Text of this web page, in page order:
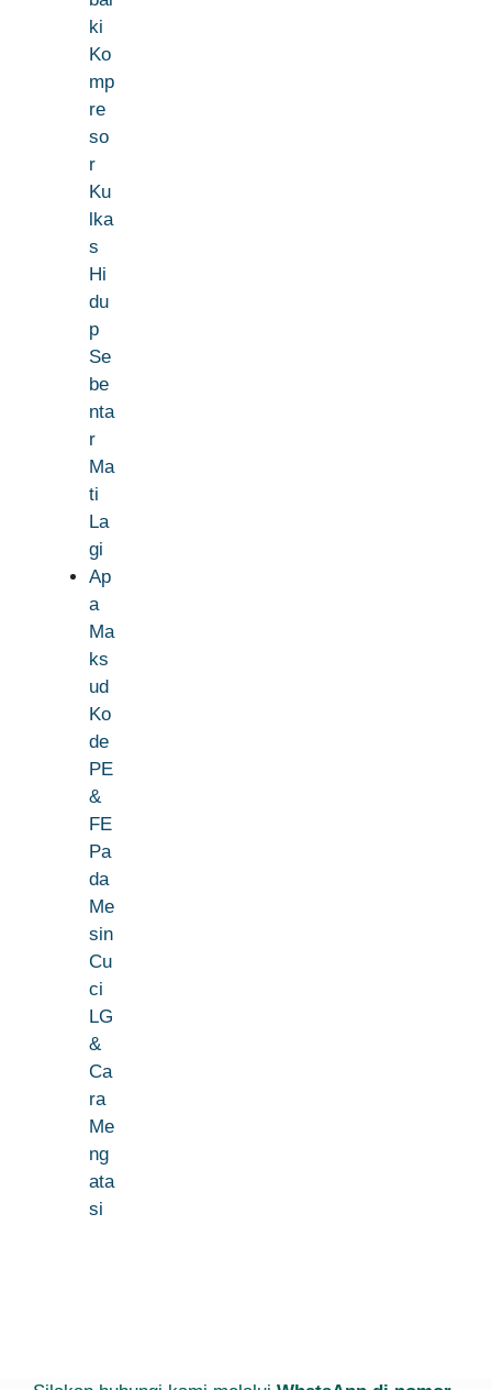
ki
Ko
mp
re
so
r
Ku
lka
s
Hi
du
p
Se
be
nta
r
Ma
ti
La
gi
Ap
a
Ma
ks
ud
Ko
de
PE
&
FE
Pa
da
Me
sin
Cu
ci
LG
&
Ca
ra
Me
ng
ata
si